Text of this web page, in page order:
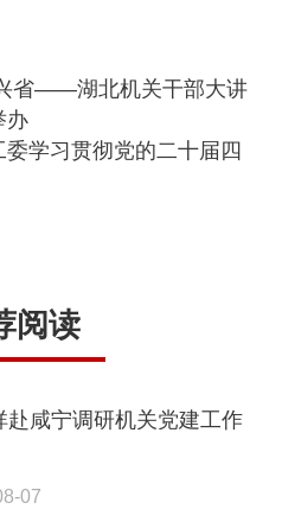
省——湖北机关干部大讲
办
学习贯彻党的二十届四
阅读
赴咸宁调研机关党建工作
07